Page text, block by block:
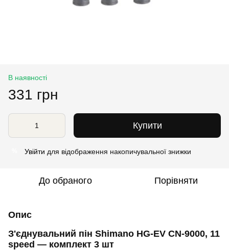
В наявності
331 грн
Купити
Увійти для відображення накопичувальної знижки
До обраного Порівняти
Опис
З'єднувальний пін Shimano HG-EV CN-9000, 11
speed — комплект 3 шт